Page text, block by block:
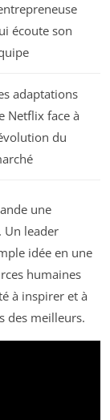
écoute son
adaptations
Netflix face à
du
une
Un leader
idée en une
humaines
à inspirer et à
des meilleurs.